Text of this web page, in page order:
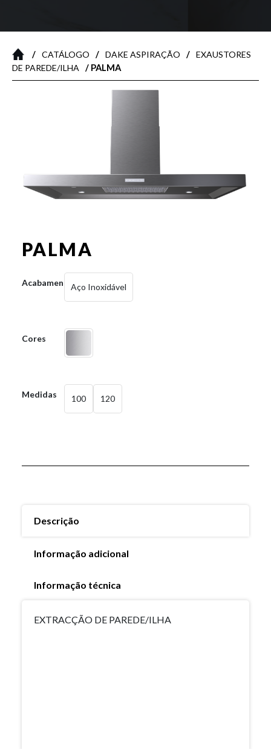
/ CATÁLOGO / DAKE ASPIRAÇÃO / EXAUSTORES
DE PAREDE/ILHA
/ PALMA
PALMA
AcabamentosAço Inoxidável
Cores
Medidas 100 120
Descrição
Informação adicional
Informação técnica
EXTRACÇÃO DE PAREDE/ILHA